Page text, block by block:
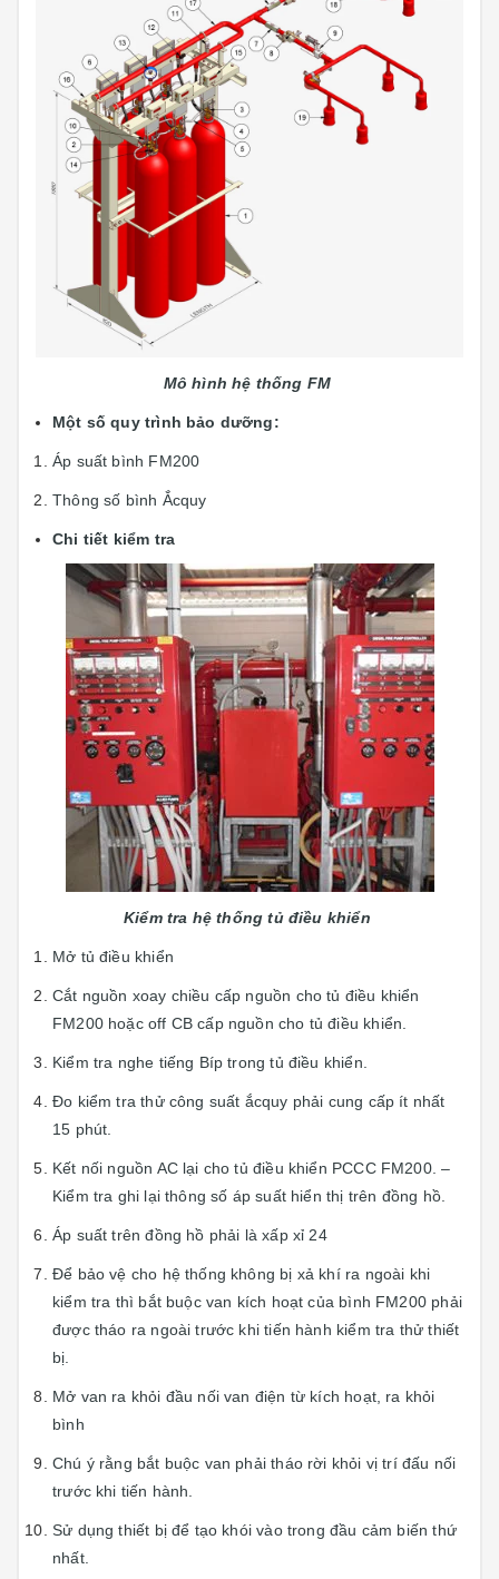
Mô hình hệ thống FM
Một số quy trình bảo dưỡng:
Áp suất bình FM200
Thông số bình Ắcquy
Chi tiết kiểm tra
Kiểm tra hệ thống tủ điều khiển
Mở tủ điều khiển
Cắt nguồn xoay chiều cấp nguồn cho tủ điều khiển
FM200 hoặc off CB cấp nguồn cho tủ điều khiển.
Kiểm tra nghe tiếng Bíp trong tủ điều khiển.
Đo kiểm tra thử công suất ắcquy phải cung cấp ít nhất
15 phút.
Kết nối nguồn AC lại cho tủ điều khiển PCCC FM200. –
Kiểm tra ghi lại thông số áp suất hiển thị trên đồng hồ.
Áp suất trên đồng hồ phải là xấp xỉ 24
Để bảo vệ cho hệ thống không bị xả khí ra ngoài khi
kiểm tra thì bắt buộc van kích hoạt của bình FM200 phải
được tháo ra ngoài trước khi tiến hành kiểm tra thử thiết
bị.
Mở van ra khỏi đầu nối van điện từ kích hoạt, ra khỏi
bình
Chú ý rằng bắt buộc van phải tháo rời khỏi vị trí đấu nối
trước khi tiến hành.
Sử dụng thiết bị để tạo khói vào trong đầu cảm biến thứ
nhất.